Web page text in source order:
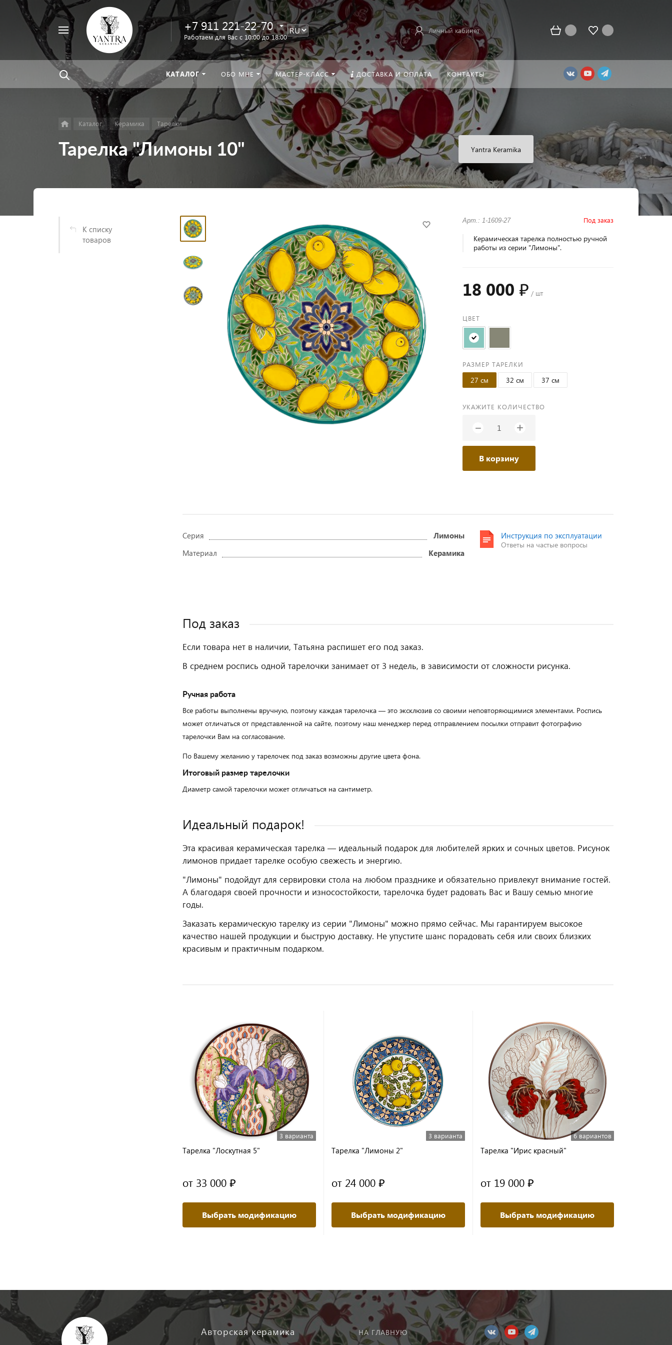
вездеНайти
Например,
велосипед
+7 911 221-22-70
Работаем для Вас с 10:00 до 18:00
Личный кабинет
КАТАЛОГ ОБО МНЕ МАСТЕР-КЛАСС ДОСТАВКА И ОПЛАТА КОНТАКТЫ
Каталог Керамика Тарелки
Тарелка "Лимоны 10" Yantra Keramika
К списку
товаров
Арт.: 1-1609-27 Под заказ
Керамическая тарелка полностью ручной
работы из серии "Лимоны".
18 000 ₽ / шт
ЦВЕТ
РАЗМЕР ТАРЕЛКИ
27 см 32 см 37 см
УКАЖИТЕ КОЛИЧЕСТВО
− +
В корзину
Серия
Лимоны
Материал
Керамика
Инструкция по эксплуатации
Ответы на частые вопросы
Под заказ
Если товара нет в наличии, Татьяна распишет его под заказ.
В среднем роспись одной тарелочки занимает от 3 недель, в зависимости от сложности рисунка.
Ручная работа
Все работы выполнены вручную, поэтому каждая тарелочка — это эксклюзив со своими неповторяющимися элементами. Роспись
может отличаться от представленной на сайте, поэтому наш менеджер перед отправлением посылки отправит фотографию
тарелочки Вам на согласование.
По Вашему желанию у тарелочек под заказ возможны другие цвета фона.
Итоговый размер тарелочки
Диаметр самой тарелочки может отличаться на сантиметр.
Идеальный подарок!
Эта красивая керамическая тарелка — идеальный подарок для любителей ярких и сочных цветов. Рисунок
лимонов придает тарелке особую свежесть и энергию.
"Лимоны" подойдут для сервировки стола на любом празднике и обязательно привлекут внимание гостей.
А благодаря своей прочности и износостойкости, тарелочка будет радовать Вас и Вашу семью многие
годы.
Заказать керамическую тарелку из серии "Лимоны" можно прямо сейчас. Мы гарантируем высокое
качество нашей продукции и быструю доставку. Не упустите шанс порадовать себя или своих близких
красивым и практичным подарком.
3 варианта
Тарелка "Лоскутная 5"
от 33 000 ₽
Выбрать модификацию
3 варианта
Тарелка "Лимоны 2"
от 24 000 ₽
Выбрать модификацию
6 вариантов
Тарелка "Ирис красный"
от 19 000 ₽
Выбрать модификацию
Авторская керамика НА ГЛАВНУЮ